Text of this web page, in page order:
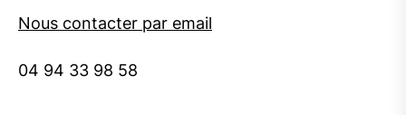
Nous contacter par email
04 94 33 98 58